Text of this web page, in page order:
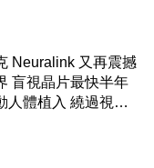
Neuralink 又再震撼
年
人體植入 繞過視神